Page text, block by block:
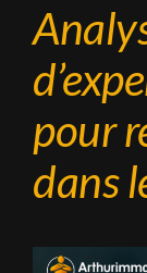
pour
dans